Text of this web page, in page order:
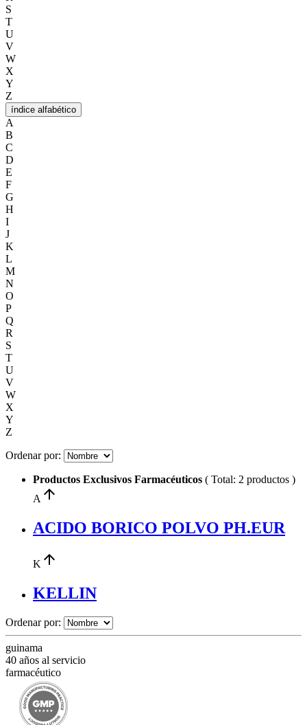
S
T
U
V
W
X
Y
Z
índice alfabético
A
B
C
D
E
F
G
H
I
J
K
L
M
N
O
P
Q
R
S
T
U
V
W
X
Y
Z
Ordenar por:
Productos Exclusivos Farmacéuticos ( Total: 2 productos )
A arrow_upward
ACIDO BORICO POLVO PH.EUR
K arrow_upward
KELLIN
Ordenar por:
guinama
40 años al servicio
farmacéutico